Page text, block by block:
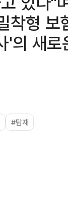
착형
'의 새
#탑재